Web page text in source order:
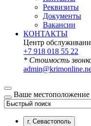
Реквизиты
Документы
Вакансии
КОНТАКТЫ
Центр
+7 918 018 55 22
* Стоимость
Ваше местоположение
г. Севастополь